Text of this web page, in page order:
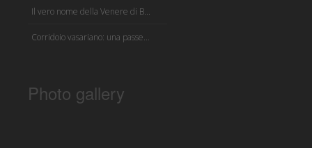
Il vero nome della Venere di B...
Corridoio vasariano: una passe...
Photo gallery